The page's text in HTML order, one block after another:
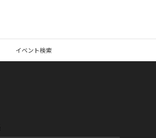
イベント検索